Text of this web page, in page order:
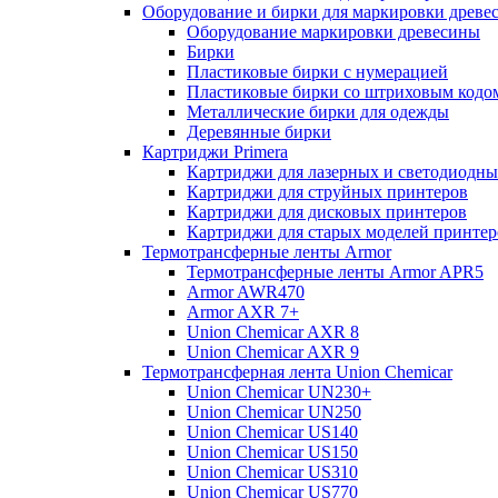
Оборудование и бирки для маркировки
Оборудование маркировки древесины
Бирки
Пластиковые бирки с нумерацией
Пластиковые бирки со штриховым
Металлические бирки для одежды
Деревянные бирки
Картриджи Primera
Картриджи для лазерных и
Картриджи для струйных принтеров
Картриджи для дисковых принтеров
Картриджи для старых моделей
Термотрансферные ленты Armor
Термотрансферные ленты Armor APR5
Armor AWR470
Armor AXR 7+
Union Chemicar AXR 8
Union Chemicar AXR 9
Термотрансферная лента Union Chemicar
Union Chemicar UN230+
Union Chemicar UN250
Union Chemicar US140
Union Chemicar US150
Union Chemicar US310
Union Chemicar US770